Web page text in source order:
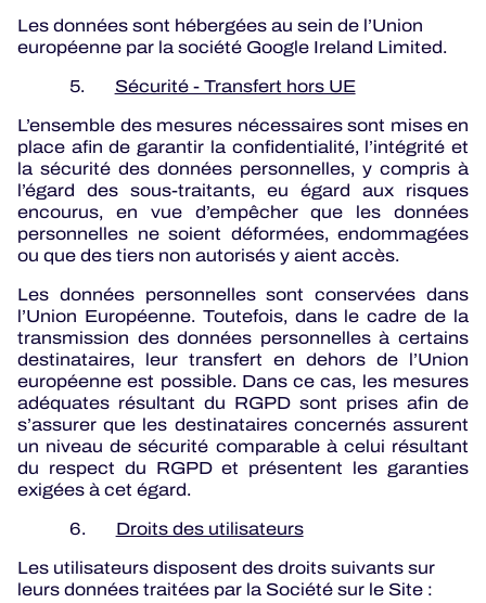
Les données sont hébergées au sein de l’Union
européenne par la société Google Ireland Limited.
5. Sécurité - Transfert hors UE
L’ensemble des mesures nécessaires sont mises en
place afin de garantir la confidentialité, l’intégrité et
la sécurité des données personnelles, y compris à
l’égard des sous-traitants, eu égard aux risques
encourus, en vue d’empêcher que les données
personnelles ne soient déformées, endommagées
ou que des tiers non autorisés y aient accès.
Les données personnelles sont conservées dans
l’Union Européenne. Toutefois, dans le cadre de la
transmission des données personnelles à certains
destinataires, leur transfert en dehors de l’Union
européenne est possible. Dans ce cas, les mesures
adéquates résultant du RGPD sont prises afin de
s’assurer que les destinataires concernés assurent
un niveau de sécurité comparable à celui résultant
du respect du RGPD et présentent les garanties
exigées à cet égard.
6. Droits des utilisateurs
Les utilisateurs disposent des droits suivants sur
leurs données traitées par la Société sur le Site :